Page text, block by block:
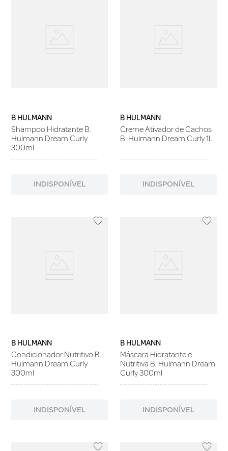
B HULMANN
Shampoo Hidratante B.
Hulmann Dream Curly
300ml
INDISPONÍVEL
B HULMANN
Creme Ativador de Cachos
B. Hulmann Dream Curly 1L
INDISPONÍVEL
B HULMANN
Condicionador Nutritivo B.
Hulmann Dream Curly
300ml
INDISPONÍVEL
B HULMANN
Máscara Hidratante e
Nutritiva B. Hulmann Dream
Curly 300ml
INDISPONÍVEL